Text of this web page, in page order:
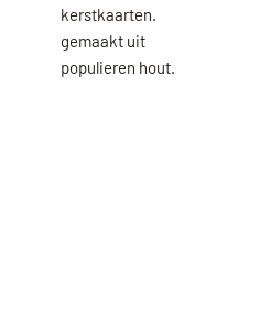
kerstkaarten.
gemaakt uit
populieren hout.